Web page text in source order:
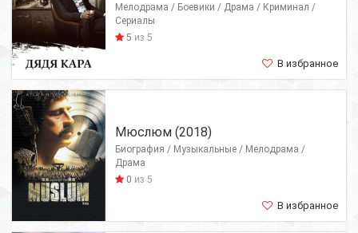
Мелодрама / Боевики / Драма / Криминал /
Сериалы
5 из 5
В избранное
Мюслюм (2018)
Биография / Музыкальные / Мелодрама /
Драма
0 из 5
В избранное